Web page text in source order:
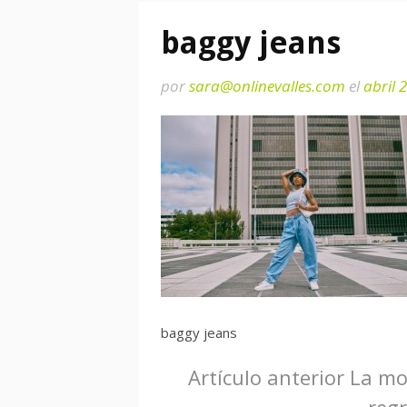
baggy jeans
porsara@onlinevalles.com elabril
baggy jeans
Seguir
Artículo anteriorLa